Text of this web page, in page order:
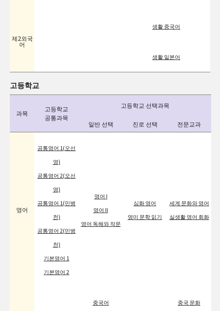
제2외국
어
생활 중국어
생활 일본어
고등학교
과목
고등학교
공통과목
고등학교 선택과목
일반 선택 진로 선택 전문교과
영어
공통영어 1(오선
영)
공통영어 2(오선
영)
공통영어 1(민병
천)
공통영어 2(민병
천)
기본영어 1
기본영어 2
영어 I
영어 II
영어 독해와 작문
심화 영어
영미 문학 읽기
세계 문화와 영어
실생활 영어 회화
중국어 중국 문화